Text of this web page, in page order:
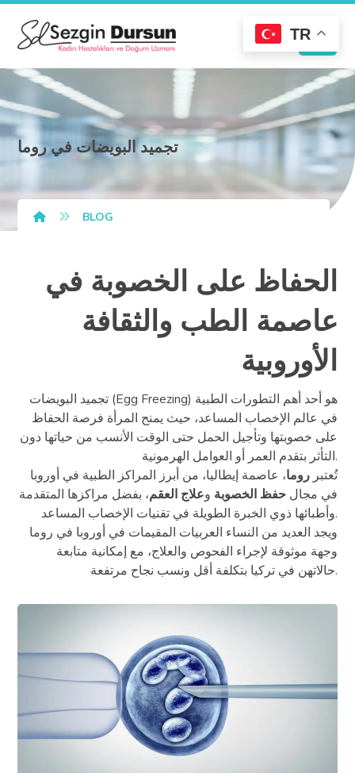
تجميد البويضات في روما
BLOG
الحفاظ على الخصوبة في
عاصمة الطب والثقافة
الأوروبية
تجميد البويضات (Egg Freezing) هو أحد أهم التطورات الطبية
في عالم الإخصاب المساعد، حيث يمنح المرأة فرصة الحفاظ
على خصوبتها وتأجيل الحمل حتى الوقت الأنسب من حياتها دون
التأثر بتقدم العمر أو العوامل الهرمونية.
تُعتبرروما، عاصمة إيطاليا، من أبرز المراكز الطبية في أوروبا
في مجالحفظ الخصوبة وعلاج العقم، بفضل مراكزها المتقدمة
وأطبائها ذوي الخبرة الطويلة في تقنيات الإخصاب المساعد.
ويجد العديد من النساء العربيات المقيمات في أوروبا في روما
وجهة موثوقة لإجراء الفحوص والعلاج، مع إمكانية متابعة
حالاتهن في تركيا بتكلفة أقل ونسب نجاح مرتفعة.
TR